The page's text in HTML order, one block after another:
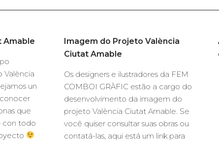
Amable
València
un
que
con todo
Imagem do Projeto València
Ciutat Amable
Os designers e ilustradores da FEM
COMBOI GRÀFIC estão a cargo do
desenvolvimento da imagem do
projeto València Ciutat Amable. Se
você quiser consultar suas obras ou
contatá-las, aqui está um link para